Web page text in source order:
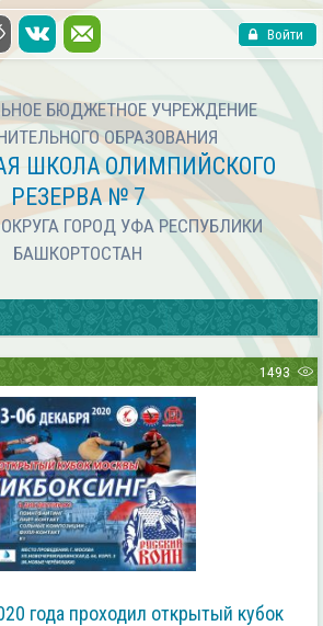
Войти
БЮДЖЕТНОЕ УЧРЕЖДЕНИЕ
ОБРАЗОВАНИЯ
ШКОЛА ОЛИМПИЙСКОГО
РЕЗЕРВА № 7
ГОРОД УФА РЕСПУБЛИКИ
БАШКОРТОСТАН
1493
года проходил открытый кубок